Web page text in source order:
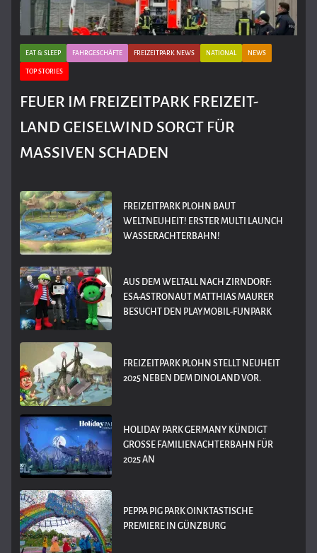
EAT & SLEEP FAHRGESCHÄFTE FREIZEITPARK NEWS NATIONAL NEWS
TOP STORIES
FEUER IM FREIZEITPARK FREIZEIT-
LAND GEISELWIND SORGT FÜR
MASSIVEN SCHADEN
FREIZEITPARK PLOHN BAUT
WELTNEUHEIT! ERSTER MULTI LAUNCH
WASSERACHTERBAHN!
AUS DEM WELTALL NACH ZIRNDORF:
ESA-ASTRONAUT MATTHIAS MAURER
BESUCHT DEN PLAYMOBIL-FUNPARK
FREIZEITPARK PLOHN STELLT NEUHEIT
2025 NEBEN DEM DINOLAND VOR.
HOLIDAY PARK GERMANY KÜNDIGT
GROSSE FAMILIENACHTERBAHN FÜR 2
025 AN
PEPPA PIG PARK OINKTASTISCHE
PREMIERE IN GÜNZBURG